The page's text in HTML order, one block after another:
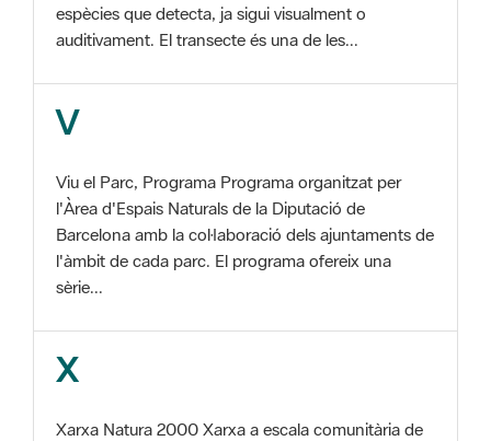
V
l'Àrea d'Espais Naturals de la Diputació de
l'àmbit de cada parc. El programa ofereix una
sèrie...
X
llocs protegits. Inclou una mostra representativa
aconseguir la protecció de les espècies de...